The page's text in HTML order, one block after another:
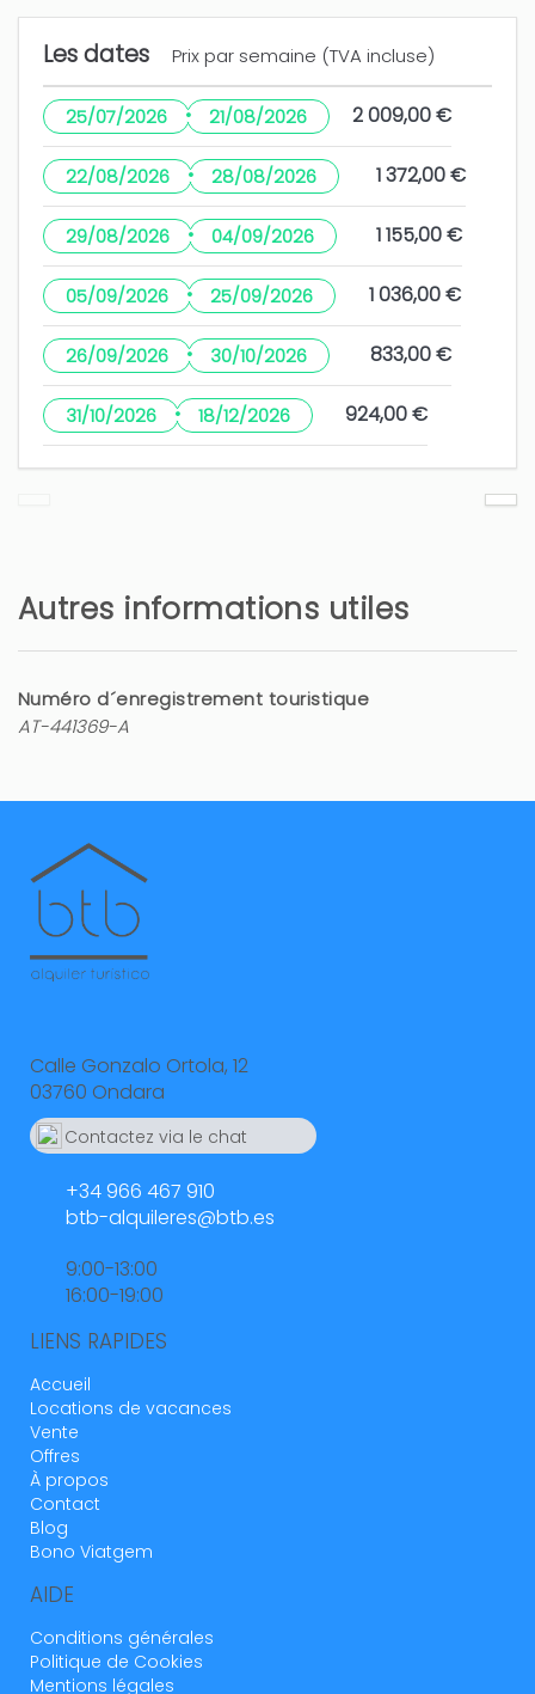
Les dates Prix par semaine (TVA incluse)
25/07/2026 · 21/08/2026 2 009,00 €
22/08/2026 · 28/08/2026 1 372,00 €
29/08/2026 · 04/09/2026 1 155,00 €
05/09/2026 · 25/09/2026 1 036,00 €
26/09/2026 · 30/10/2026 833,00 €
31/10/2026 · 18/12/2026 924,00 €
Autres informations utiles
Numéro d´enregistrement touristique
AT-441369-A
Calle Gonzalo Ortola, 12
03760 Ondara
Contactez via le chat
Whatsapp
+34 966 467 910
btb-alquileres@btb.es
9:00-13:00
16:00-19:00
LIENS RAPIDES
Accueil
Locations de vacances
Vente
Offres
À propos
Contact
Blog
Bono Viatgem
AIDE
Conditions générales
Politique de Cookies
Mentions légales